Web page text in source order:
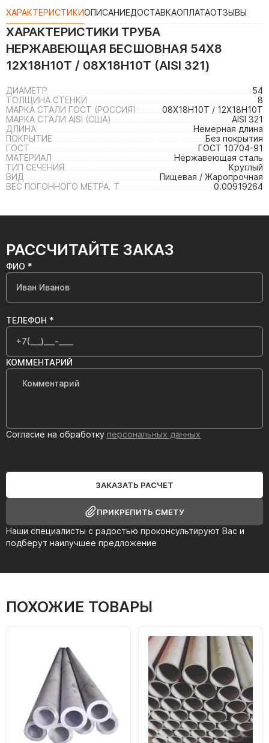
ХАРАКТЕРИСТИКИОПИСАНИЕДОСТАВКАОПЛАТАОТЗЫВЫ
ХАРАКТЕРИСТИКИ ТРУБА
НЕРЖАВЕЮЩАЯ БЕСШОВНАЯ 54Х8
12Х18Н10Т / 08Х18Н10Т (AISI 321)
ДИАМЕТР
54
ТОЛЩИНА СТЕНКИ
8
МАРКА СТАЛИ ГОСТ (РОССИЯ)
08Х18Н10Т / 12Х18Н10Т
МАРКА СТАЛИ AISI (США)
AISI 321
ДЛИНА
Немерная длина
ПОКРЫТИЕ
Без покрытия
ГОСТ
ГОСТ 10704-91
МАТЕРИАЛ
Нержавеющая сталь
ТИП СЕЧЕНИЯ
Круглый
ВИД
Пищевая / Жаропрочная
ВЕС ПОГОННОГО МЕТРА. Т
0.00919264
РАССЧИТАЙТЕ ЗАКАЗ
Наши специалисты с радостью проконсультируют Вас и
подберут наилучшее предложение
ФИО *
ТЕЛЕФОН *
КОММЕНТАРИЙ
Согласие на обработку персональных данных
ЗАКАЗАТЬ РАСЧЕТ
ПРИКРЕПИТЬ СМЕТУ
ПОХОЖИЕ ТОВАРЫ